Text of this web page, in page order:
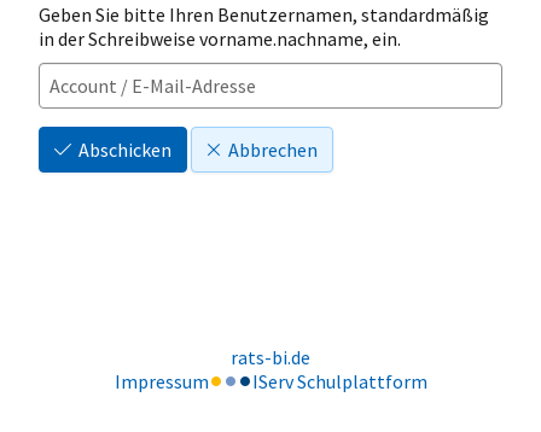
Geben Sie bitte Ihren Benutzernamen, standardmäßig
in der Schreibweise vorname.nachname, ein.
Abschicken Abbrechen
rats-bi.de
Impressum
IServ Schulplattform